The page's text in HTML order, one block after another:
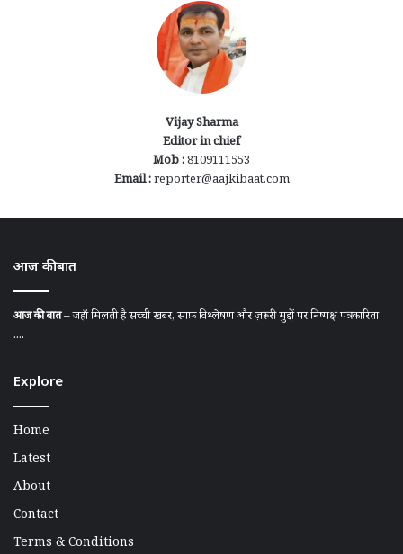
Vijay Sharma
Editor in chief
Mob :8109111553
Email :reporter@aajkibaat.com
आज की बात
आज की बात– जहाँ मिलती है सच्ची खबर, साफ़ विश्लेषण और ज़रूरी मुद्दों पर निष्पक्ष पत्रकारिता
....
Explore
Home
Latest
About
Contact
Terms & Conditions